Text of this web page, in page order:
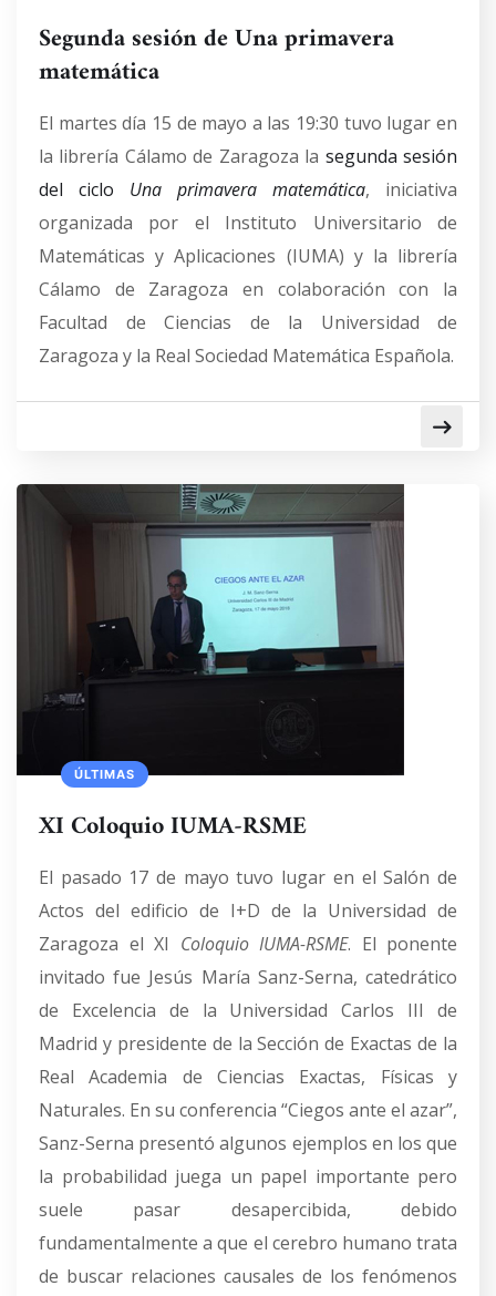
Segunda sesión de Una primavera
matemática
El martes día 15 de mayo a las 19:30 tuvo lugar en
la librería Cálamo de Zaragoza la segunda sesión
del ciclo Una primavera matemática, iniciativa
organizada por el Instituto Universitario de
Matemáticas y Aplicaciones (IUMA) y la librería
Cálamo de Zaragoza en colaboración con la
Facultad de Ciencias de la Universidad de
Zaragoza y la Real Sociedad Matemática Española.
ÚLTIMAS
XI Coloquio IUMA-RSME
El pasado 17 de mayo tuvo lugar en el Salón de
Actos del edificio de I+D de la Universidad de
Zaragoza el XI Coloquio IUMA-RSME. El ponente
invitado fue Jesús María Sanz-Serna, catedrático
de Excelencia de la Universidad Carlos III de
Madrid y presidente de la Sección de Exactas de la
Real Academia de Ciencias Exactas, Físicas y
Naturales. En su conferencia “Ciegos ante el azar”,
Sanz-Serna presentó algunos ejemplos en los que
la probabilidad juega un papel importante pero
suele pasar desapercibida, debido
fundamentalmente a que el cerebro humano trata
de buscar relaciones causales de los fenómenos